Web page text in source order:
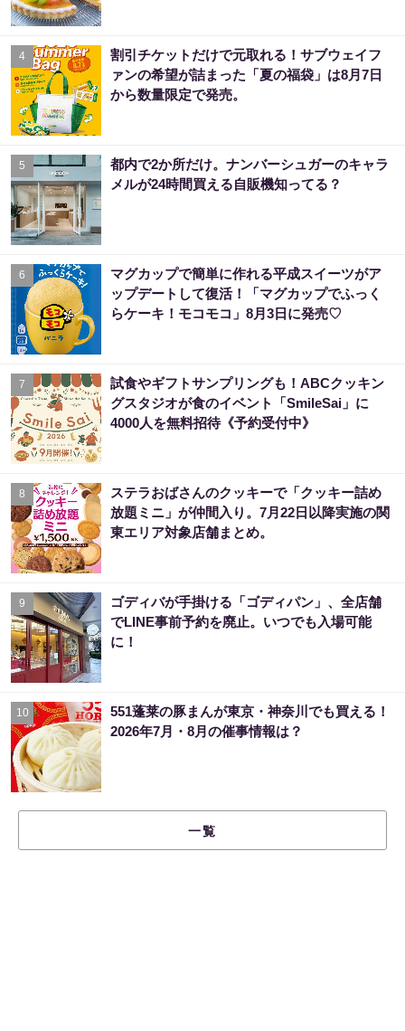
4
割引チケットだけで元取れる！サブウェイフ
ァンの希望が詰まった「夏の福袋」は8月7日
から数量限定で発売。
5
都内で2か所だけ。ナンバーシュガーのキャラ
メルが24時間買える自販機知ってる？
6
マグカップで簡単に作れる平成スイーツがア
ップデートして復活！「マグカップでふっく
らケーキ！モコモコ」8月3日に発売♡
7
試食やギフトサンプリングも！ABCクッキン
グスタジオが食のイベント「SmileSai」に
4000人を無料招待《予約受付中》
8
ステラおばさんのクッキーで「クッキー詰め
放題ミニ」が仲間入り。7月22日以降実施の関
東エリア対象店舗まとめ。
9
ゴディバが手掛ける「ゴディパン」、全店舗
でLINE事前予約を廃止。いつでも入場可能
に！
10
551蓬莱の豚まんが東京・神奈川でも買える！
2026年7月・8月の催事情報は？
一覧